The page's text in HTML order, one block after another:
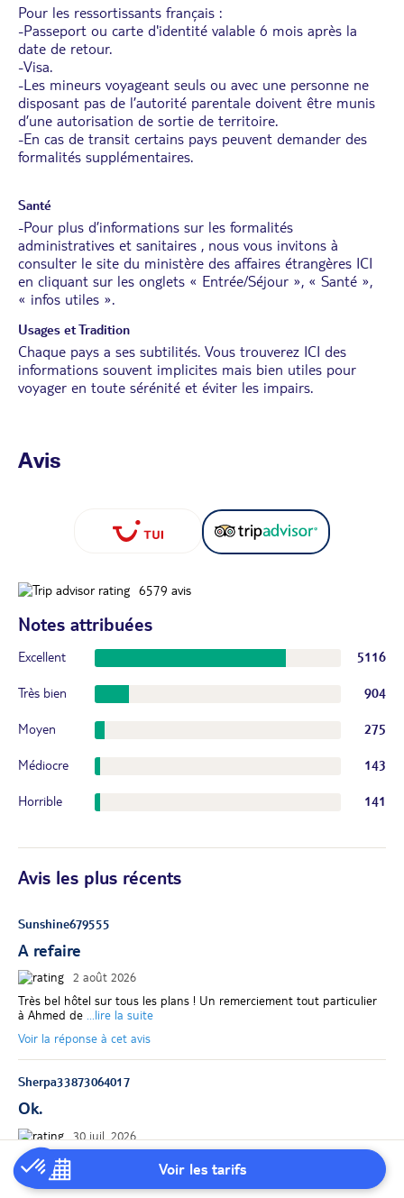
Voir les tarifs
Pour les ressortissants français :
-Passeport ou carte d'identité valable 6 mois après la
date de retour.
-Visa.
-Les mineurs voyageant seuls ou avec une personne ne
disposant pas de l’autorité parentale doivent être munis
d’une autorisation de sortie de territoire.
-En cas de transit certains pays peuvent demander des
formalités supplémentaires.
Santé
-Pour plus d’informations sur les formalités
administratives et sanitaires , nous vous invitons à
consulter le site du ministère des affaires étrangères ICI
en cliquant sur les onglets « Entrée/Séjour », « Santé »,
« infos utiles ».
Usages et Tradition
Chaque pays a ses subtilités. Vous trouverez ICI des
informations souvent implicites mais bien utiles pour
voyager en toute sérénité et éviter les impairs.
Avis
6579 avis
Notes attribuées
Excellent 5116
Très bien 904
Moyen 275
Médiocre 143
Horrible 141
Avis les plus récents
Sunshine679555
A refaire
2 août 2026
Très bel hôtel sur tous les plans ! Un remerciement tout particulier
à Ahmed de ...lire la suite
Voir la réponse à cet avis
Sherpa33873064017
Ok.
30 juil. 2026
Hotel et accueil très bien , Ahmed de la réception et très sympa et
se débrouil